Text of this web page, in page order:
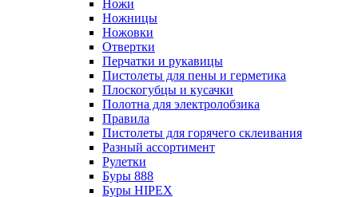
Ножи
Ножницы
Ножовки
Отвертки
Перчатки и рукавицы
Пистолеты для пены и герметика
Плоскогубцы и кусачки
Полотна для электролобзика
Правила
Пистолеты для горячего склеивания
Разный ассортимент
Рулетки
Буры 888
Буры HIPEX